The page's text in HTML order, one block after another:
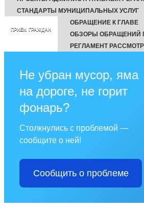
СТАНДАРТЫ МУНИЦИПАЛЬНЫХ УСЛУГ
ПРИЕМ ГРАЖДАН
ОБРАЩЕНИЕ К ГЛАВЕ
ОБЗОРЫ ОБРАЩЕНИЙ
РЕГЛАМЕНТ
Не убран мусор, яма
на дороге, не горит
фонарь?
Столкнулись с проблемой —
сообщите о ней!
Сообщить о проблеме